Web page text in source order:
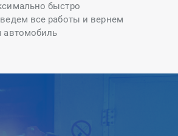
быстро
все работы и вернем
автомобиль